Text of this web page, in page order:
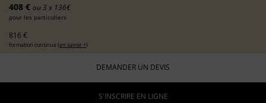
408 € ou 3 x 136€
pour les particuliers
816 €
formation continue (en savoir +)
DEMANDER UN DEVIS
S'INSCRIRE EN LIGNE